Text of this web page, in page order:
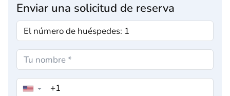
Enviar una solicitud de reserva
▼